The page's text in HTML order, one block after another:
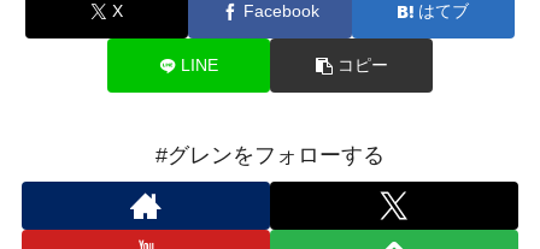
X Facebook はてブ
LINE コピー
#グレンをフォローする